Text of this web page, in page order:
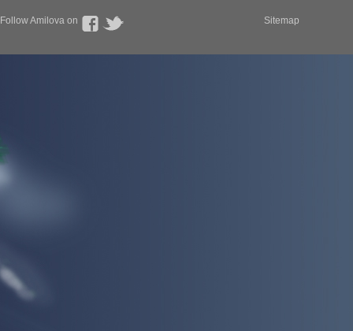
Follow Amilova on Sitemap